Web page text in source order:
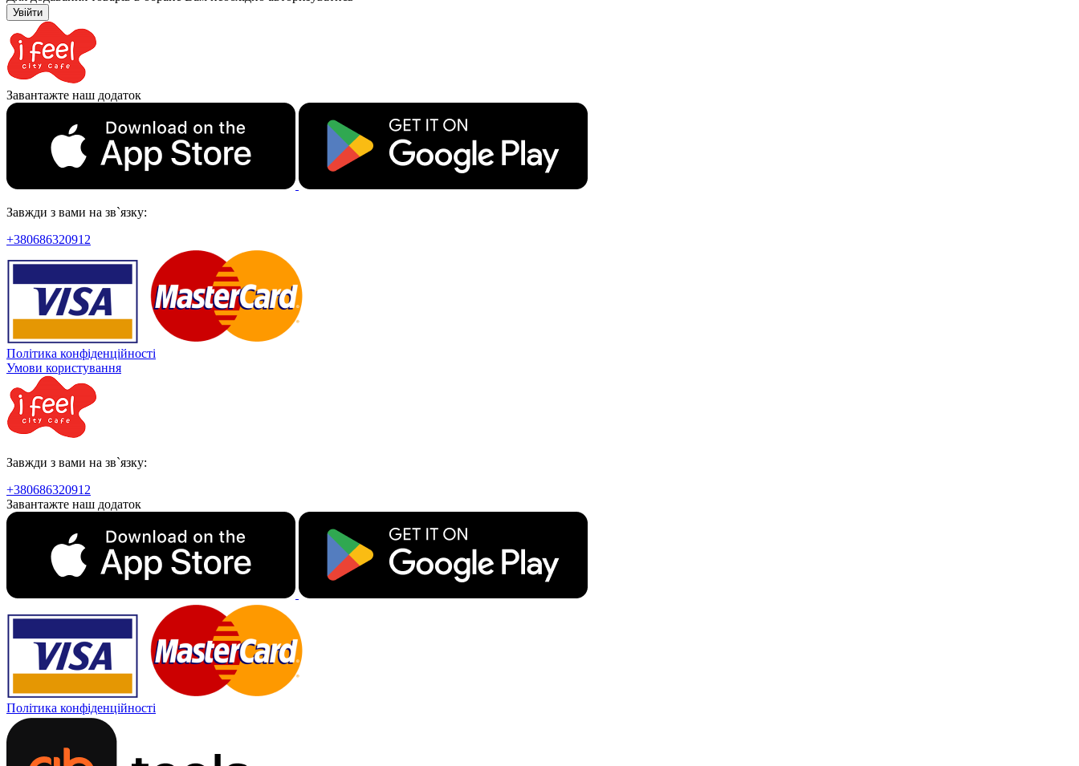
Увійти
Завантажте наш додаток
Завжди з вами на зв`язку:
+380686320912
Політика конфіденційності
Умови користування
Завжди з вами на зв`язку:
+380686320912
Завантажте наш додаток
Політика конфіденційності